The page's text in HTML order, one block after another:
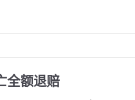
全额退赔